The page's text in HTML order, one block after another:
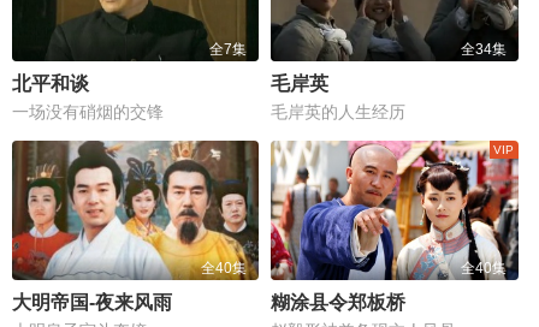
全7集
北平和谈
一场没有硝烟的交锋
全34集
毛岸英
毛岸英的人生经历
全40集
大明帝国-夜来风雨
全40集
糊涂县令郑板桥